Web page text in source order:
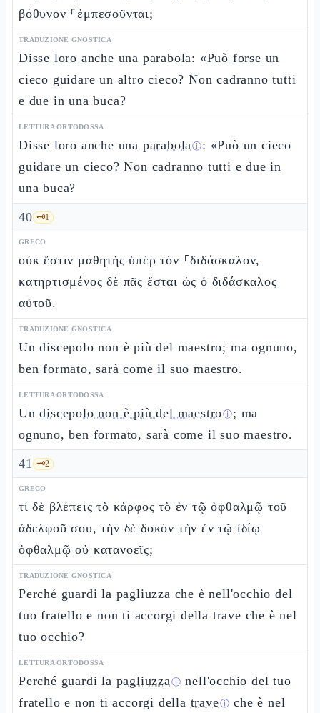
βόθυνον ⸀ἐμπεσοῦνται;
TRADUZIONE GNOSTICA
Disse loro anche una parabola: «Può forse un
cieco guidare un altro cieco? Non cadranno tutti
e due in una buca?
LETTURA ORTODOSSA
Disse loro anche una parabolaⓘ: «Può un cieco
guidare un cieco? Non cadranno tutti e due in
una buca?
40 🗝️1
GRECO
οὐκ ἔστιν μαθητὴς ὑπὲρ τὸν ⸀διδάσκαλον,
κατηρτισμένος δὲ πᾶς ἔσται ὡς ὁ διδάσκαλος
αὐτοῦ.
TRADUZIONE GNOSTICA
Un discepolo non è più del maestro; ma ognuno,
ben formato, sarà come il suo maestro.
LETTURA ORTODOSSA
Undiscepolo non è più del maestroⓘ; ma
ognuno, ben formato, sarà come il suo maestro.
41 🗝️2
GRECO
τί δὲ βλέπεις τὸ κάρφος τὸ ἐν τῷ ὀφθαλμῷ τοῦ
ἀδελφοῦ σου, τὴν δὲ δοκὸν τὴν ἐν τῷ ἰδίῳ
ὀφθαλμῷ οὐ κατανοεῖς;
TRADUZIONE GNOSTICA
Perché guardi la pagliuzza che è nell'occhio del
tuo fratello e non ti accorgi della trave che è nel
tuo occhio?
LETTURA ORTODOSSA
Perché guardi la pagliuzzaⓘ nell'occhio del tuo
fratello e non ti accorgi della traveⓘ che è nel